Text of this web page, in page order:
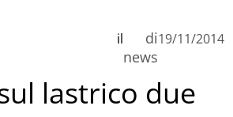
di
news
il 19/11/2014
lastrico due